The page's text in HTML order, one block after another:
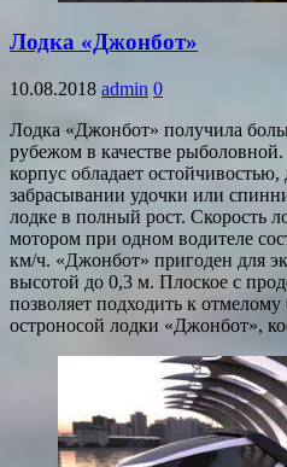
Лодка «Джонбот»
10.08.2018 admin 0
Лодка «Джонбот» получила
рубежом в качестве
корпус обладает
забрасывании удочки или
лодке в полный рост. Скорость
мотором при одном водителе
км/ч. «Джонбот» пригоден для
высотой до 0,3 м. Плоское с
позволяет подходить к
остроносой лодки «Джонбот»,